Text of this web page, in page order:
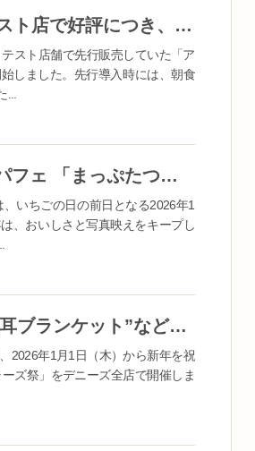
デニーズで「アサイーヨーグルト」全店販売開始 ― テスト店で好評につき、全国のデニーズに拡大―
スト店舗で先行販売していた「ア
しました。先行導入時には、朝食
世界初⁉写真映えをキープしながら、食品ロスを減らすパフェ 「まっぷたつ？パフェ」を２店舗限定で発売！
いちごの日の前日となる2026年1
、おいしさと写真映えをキープし
デニーズ「新春デニャーズ祭」開催！ かわいすぎる“猫耳ブランケット”などが必ず当たる！ 2026年1月1日(木)～ デニーズ各店なくなり次第終了
2026年1月1日（木）から新年を祝
ズ祭」をデニーズ全店で開催しま